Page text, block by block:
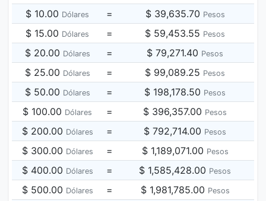
$ 10.00 Dólares = $ 39,635.70 Pesos
$ 15.00 Dólares = $ 59,453.55 Pesos
$ 20.00 Dólares = $ 79,271.40 Pesos
$ 25.00 Dólares = $ 99,089.25 Pesos
$ 50.00 Dólares = $ 198,178.50 Pesos
$ 100.00 Dólares = $ 396,357.00 Pesos
$ 200.00 Dólares = $ 792,714.00 Pesos
$ 300.00 Dólares = $ 1,189,071.00 Pesos
$ 400.00 Dólares = $ 1,585,428.00 Pesos
$ 500.00 Dólares = $ 1,981,785.00 Pesos